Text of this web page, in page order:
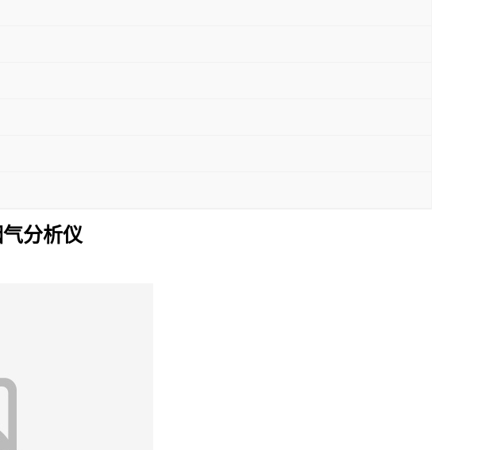
分析仪